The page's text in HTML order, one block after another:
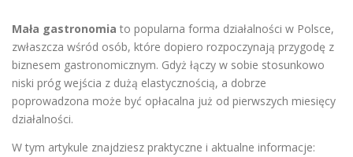
Mała gastronomia to popularna forma działalności w Polsce,
zwłaszcza wśród osób, które dopiero rozpoczynają przygodę z
biznesem gastronomicznym. Gdyż łączy w sobie stosunkowo
niski próg wejścia z dużą elastycznością, a dobrze
poprowadzona może być opłacalna już od pierwszych miesięcy
działalności.
W tym artykule znajdziesz praktyczne i aktualne informacje: